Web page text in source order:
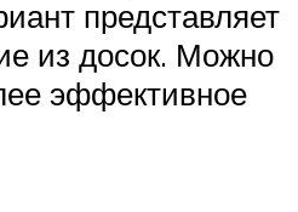
представляет
из досок. Можно
эффективное